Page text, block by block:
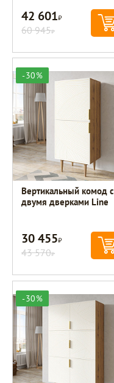
42 601Р
60 945Р
-30%
Вертикальный комод с
двумя дверками Line
30 455Р
43 570Р
-30%